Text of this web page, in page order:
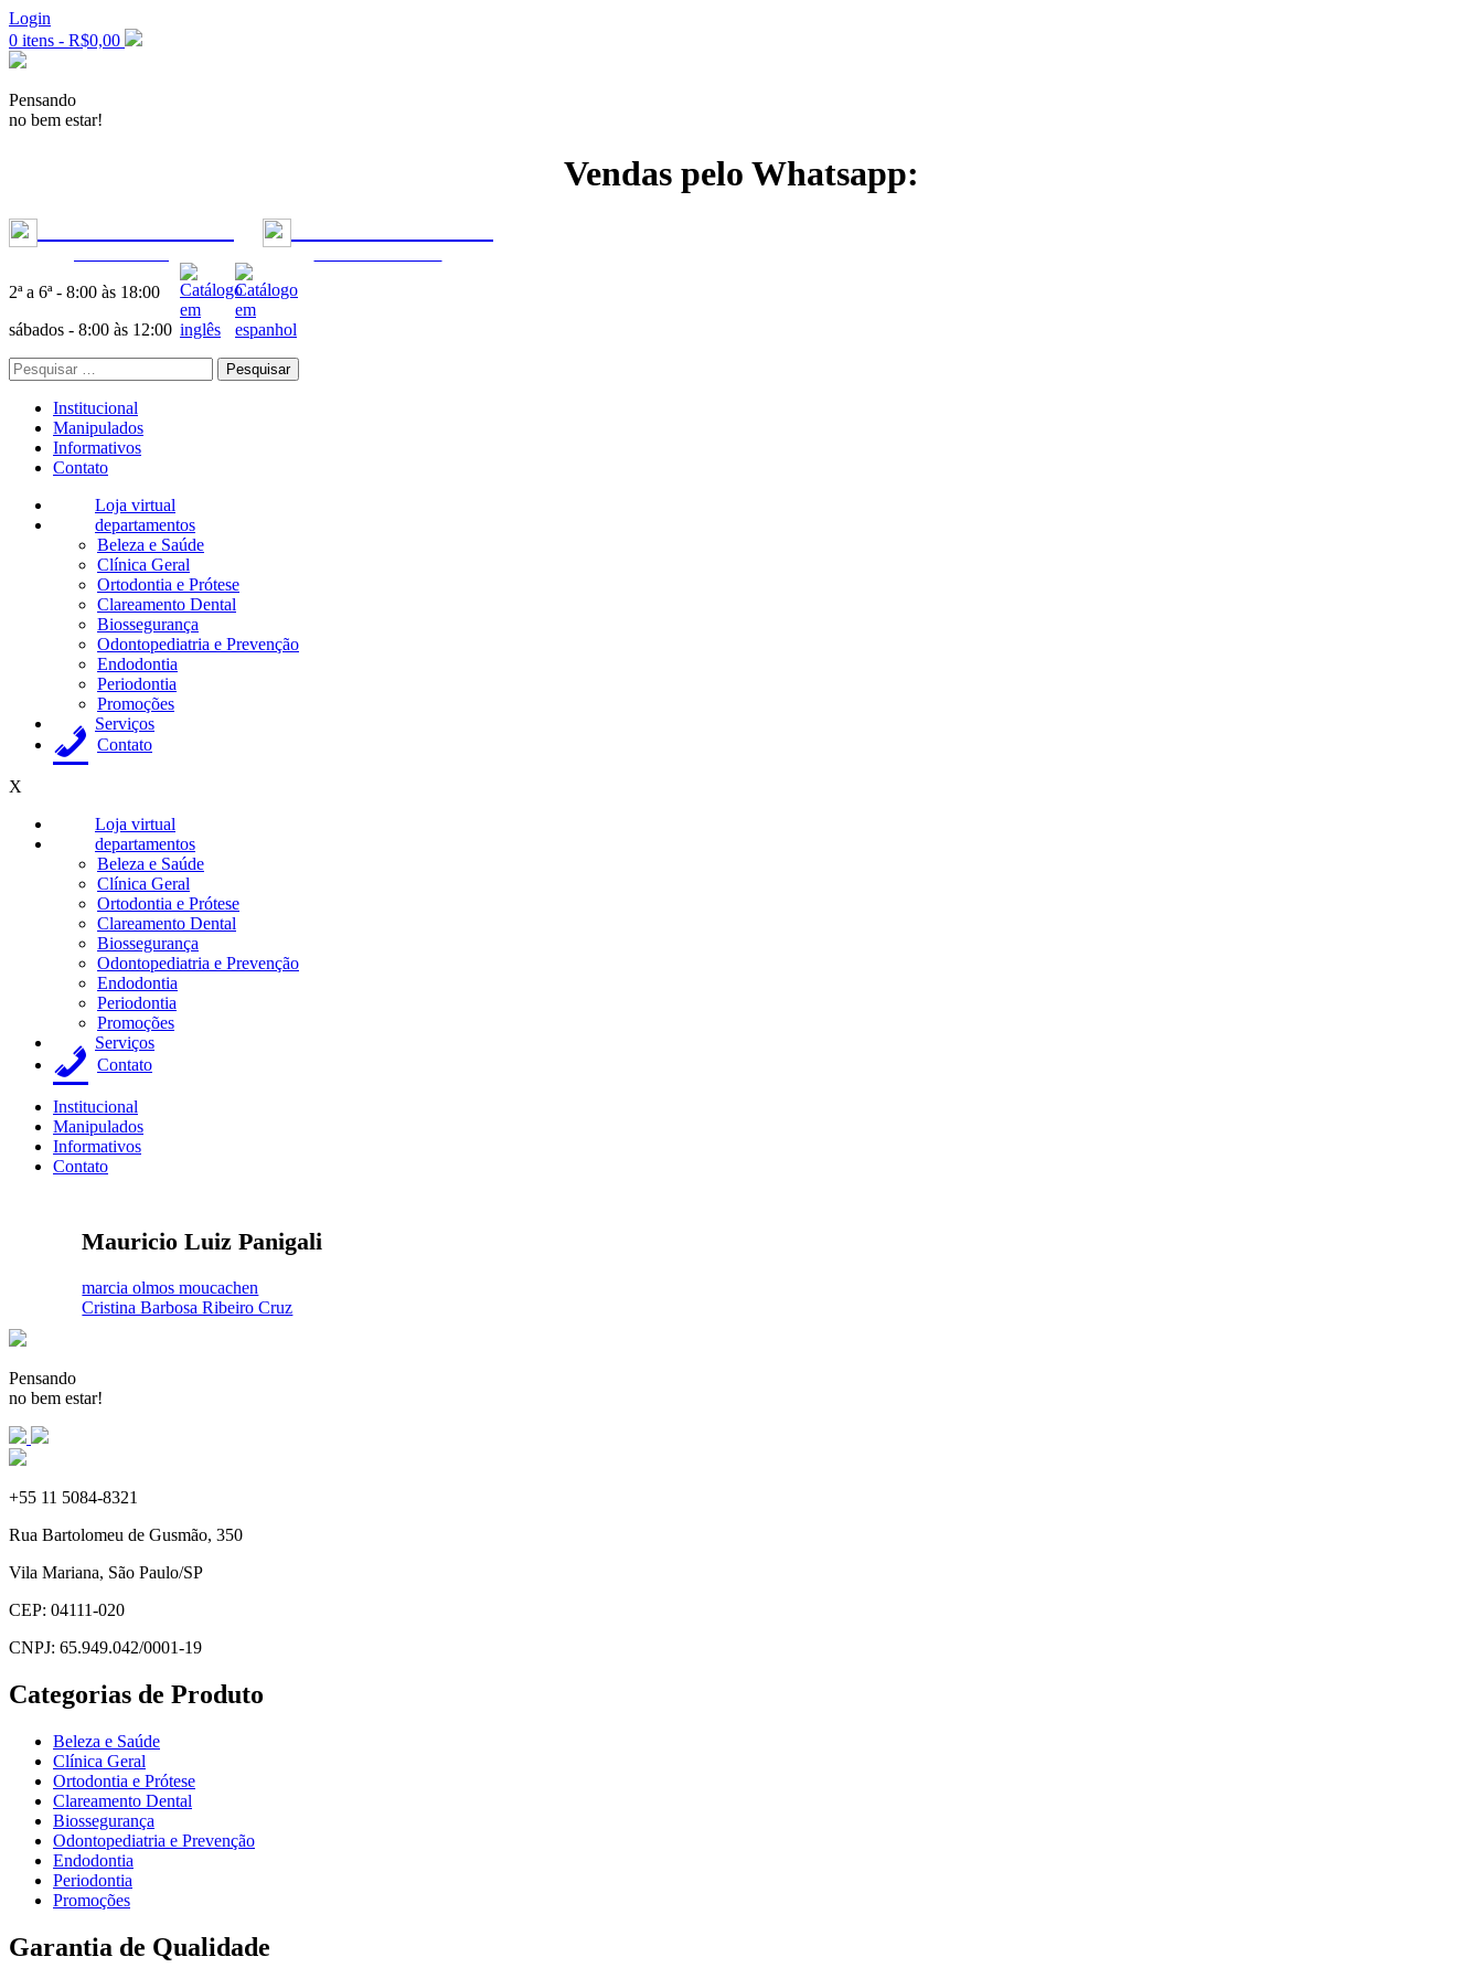
Login
0 itens - R$0,00
Pensando
no bem estar!
Vendas pelo Whatsapp:
2ª a 6ª - 8:00 às 18:00
sábados - 8:00 às 12:00
Pesquisar
por:
Institucional
Manipulados
Informativos
Contato
Loja virtual
departamentos
Beleza e Saúde
Clínica Geral
Ortodontia e Prótese
Clareamento Dental
Biossegurança
Odontopediatria e Prevenção
Endodontia
Periodontia
Promoções
Serviços
Contato
X
Loja virtual
departamentos
Beleza e Saúde
Clínica Geral
Ortodontia e Prótese
Clareamento Dental
Biossegurança
Odontopediatria e Prevenção
Endodontia
Periodontia
Promoções
Serviços
Contato
Institucional
Manipulados
Informativos
Contato
Mauricio Luiz Panigali
Navegação
de
marcia olmos moucachen
Cristina Barbosa Ribeiro Cruz
Pensando
no bem estar!
+55 11 5084-8321
Rua Bartolomeu de Gusmão, 350
Vila Mariana, São Paulo/SP
CEP: 04111-020
CNPJ: 65.949.042/0001-19
Categorias de Produto
Beleza e Saúde
Clínica Geral
Ortodontia e Prótese
Clareamento Dental
Biossegurança
Odontopediatria e Prevenção
Endodontia
Periodontia
Promoções
Garantia de Qualidade